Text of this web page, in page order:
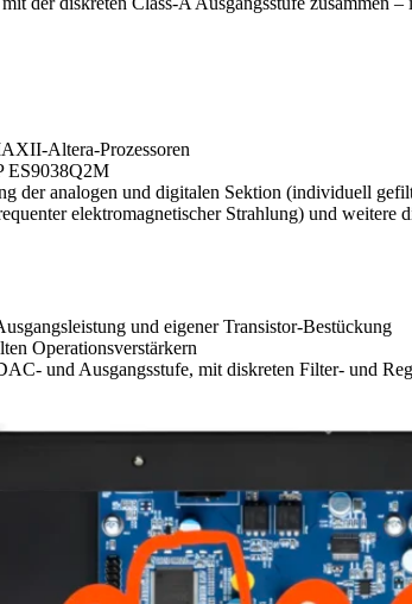
Altera-Prozessoren
ES9038Q2M
der analogen und digitalen Sektion (individuell
elektromagnetischer Strahlung) und weitere
und eigener Transistor-Bestückung
Operationsverstärkern
und Ausgangsstufe, mit diskreten Filter- und